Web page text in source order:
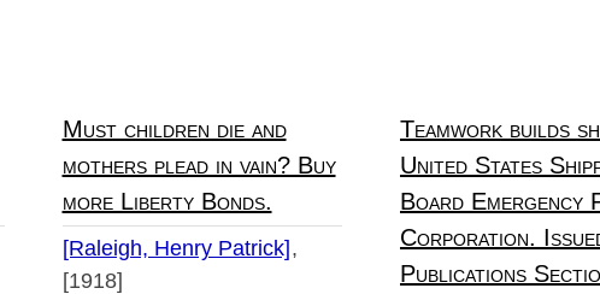
Must children die and
mothers plead in vain? Buy
more Liberty Bonds.
[Raleigh, Henry Patrick]
[1918]
Teamwork builds
United States
Board Emergency
Corporation.
Publications